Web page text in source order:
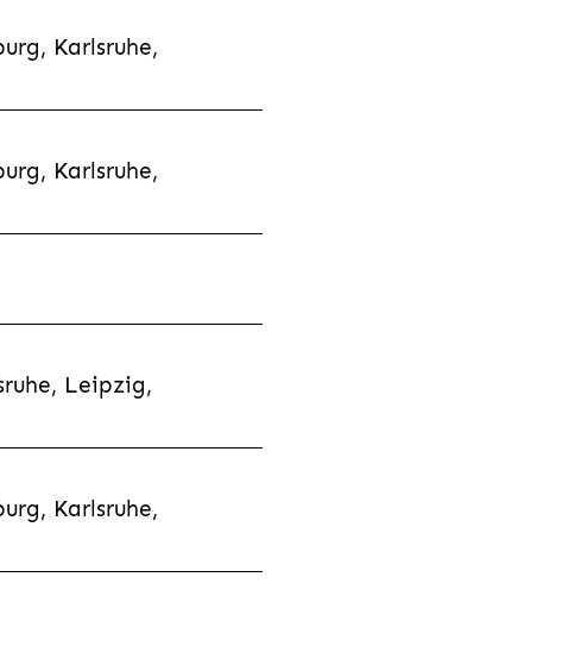
Karlsruhe,
Karlsruhe,
Leipzig,
Karlsruhe,